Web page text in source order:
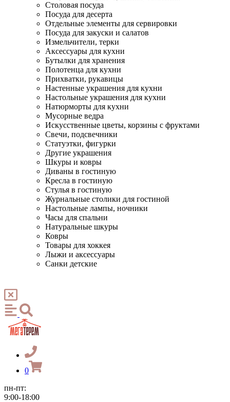
Столовая посуда
Посуда для десерта
Отдельные элементы для сервировки
Посуда для закуски и салатов
Измельчители, терки
Аксессуары для кухни
Бутылки для хранения
Полотенца для кухни
Прихватки, рукавицы
Настенные украшения для кухни
Настольные украшения для кухни
Натюрморты для кухни
Мусорные ведра
Искусственные цветы, корзины с фруктами
Свечи, подсвечники
Статуэтки, фигурки
Другие украшения
Шкуры и ковры
Диваны в гостиную
Кресла в гостиную
Стулья в гостиную
Журнальные столики для гостиной
Настольные лампы, ночники
Часы для спальни
Натуральные шкуры
Ковры
Товары для хоккея
Лыжи и аксессуары
Санки детские
0
пн-пт:
9:00-18:00